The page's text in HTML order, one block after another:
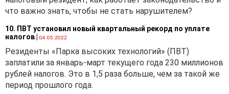
возможным для
использования при
определении стоимости
фактически сложившихся
рыночных цен по
идентичным (при их
что важно знать, чтобы не стать нарушителем?
10. ПВТ установил новый квартальный рекорд по уплате
налогов
04.05.2022
Резиденты «Парка высоких технологий» (ПВТ)
заплатили за январь-март текущего года 230 миллионов
рублей налогов. Это в 1,5 раза больше, чем за такой же
период прошлого года.